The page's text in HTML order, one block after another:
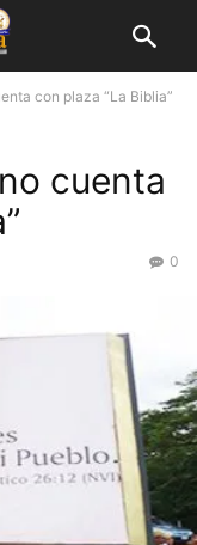
con plaza “La Biblia”
cuenta
0